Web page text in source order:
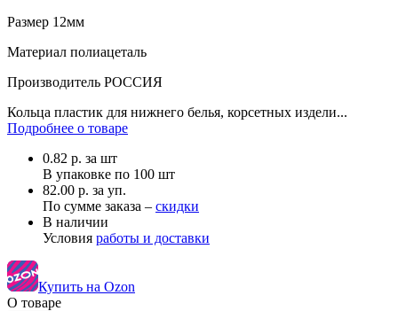
Размер 12мм
Материал полиацеталь
Производитель РОССИЯ
Кольца пластик для нижнего белья, корсетных издели...
Подробнее о товаре
0.82 р. за шт
В упаковке по 100 шт
82.00 р. за уп.
По сумме заказа – скидки
В наличии
Условия работы и доставки
Купить на Ozon
О товаре